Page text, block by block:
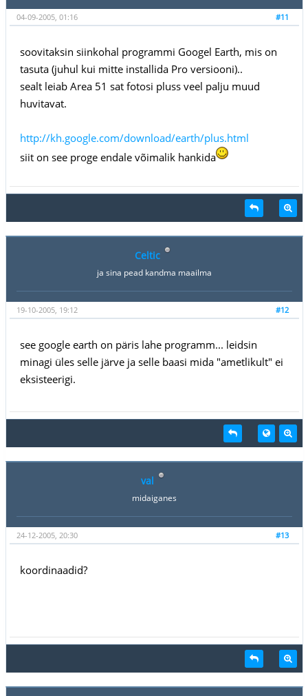
#11
04-09-2005, 01:16
soovitaksin siinkohal programmi Googel Earth, mis on
tasuta (juhul kui mitte installida Pro versiooni)..
sealt leiab Area 51 sat fotosi pluss veel palju muud
huvitavat.
http://kh.google.com/download/earth/plus.html
siit on see proge endale võimalik hankida
Celtic
ja sina pead kandma maailma
#12
19-10-2005, 19:12
see google earth on päris lahe programm... leidsin
minagi üles selle järve ja selle baasi mida "ametlikult" ei
eksisteerigi.
val
midaiganes
#13
24-12-2005, 20:30
koordinaadid?